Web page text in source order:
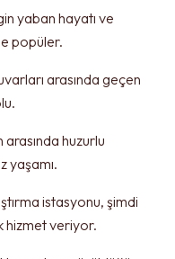
yaban hayatı ve
popüler.
arasında geçen
arasında huzurlu
yaşamı.
istasyonu, şimdi
hizmet veriyor.